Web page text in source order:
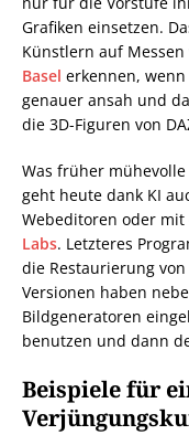
Grafiken einsetzen.
Künstlern auf Messen
Basel erkennen,
genauer ansah und
die 3D-Figuren von
Was früher mühevolle
geht heute dank KI
Webeditoren oder
Labs. Letzteres
die Restaurierung
Versionen haben
Bildgeneratoren
benutzen und dann
Beispiele für